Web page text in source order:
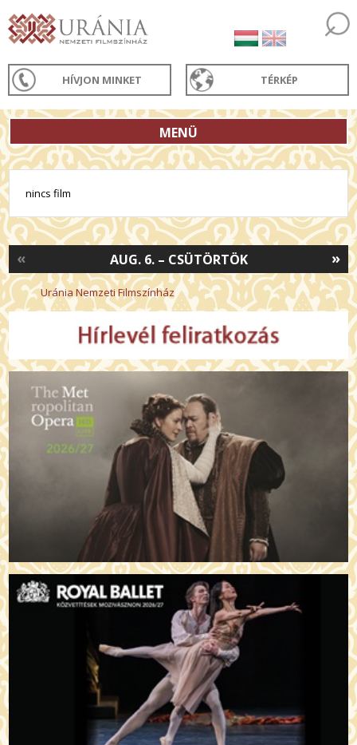
HÍVJON MINKET TÉRKÉP
MENÜ
nincs film
»
AUG. 6. – CSÜTÖRTÖK
«
Uránia Nemzeti Filmszínház